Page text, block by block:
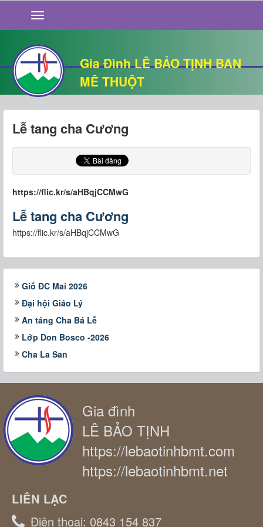
Gia Đình LÊ BẢO TỊNH BAN
MÊ THUỘT
GIỚI THIỆU
TIN TỨC
SỐNG ĐẠO
CHUYỆN NHÀ
QUÁN VĂN
THƯ GIÃN
Lễ tang cha Cương
https://flic.kr/s/aHBqjCCMwG
Lễ tang cha Cương
https://flic.kr/s/aHBqjCCMwG
Giỗ ĐC Mai 2026
Đại hội Giáo Lý
An táng Cha Bá Lễ
Lớp Don Bosco -2026
Cha La San
Gia đình
LÊ BẢO TỊNH
https://lebaotinhbmt.com
https://lebaotinhbmt.net
LIÊN LẠC
Điện thoại: 0843 154 837